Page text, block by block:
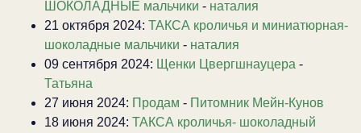
ШОКОЛАДНЫЕ мальчики - наталия
21 октября 2024: ТАКСА кроличья и миниатюрная-
шоколадные мальчики - наталия
09 сентября 2024: Щенки Цвергшнауцера -
Татьяна
27 июня 2024: Продам - Питомник Мейн-Кунов
18 июня 2024: ТАКСА кроличья- шоколадный